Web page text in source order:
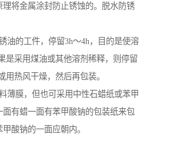
理将金属涂封防止锈蚀的。脱水防锈
油的工件，停留3h～4h，目的是使溶
是采用煤油或其他溶剂稀释，则停留
用热风干燥，然后再包装。
薄膜，但也可采用中性石蜡纸或苯甲
面有蜡一面有苯甲酸钠的包装纸来包
酸钠的一面应朝内。